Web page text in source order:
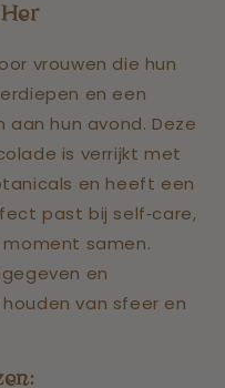
Her
vrouwen die hun
en een
hun avond. Deze
is verrijkt met
en heeft een
past bij self‑care,
samen.
en
van sfeer en